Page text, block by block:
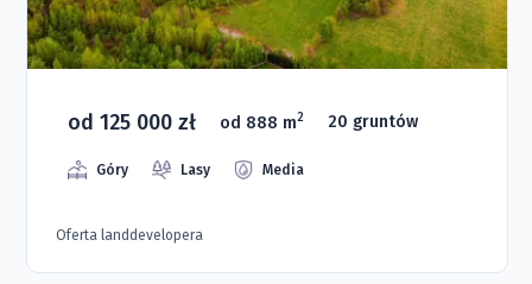
od 125 000 zł od 888 m2 20 gruntów
Góry Lasy Media
Oferta landdevelopera